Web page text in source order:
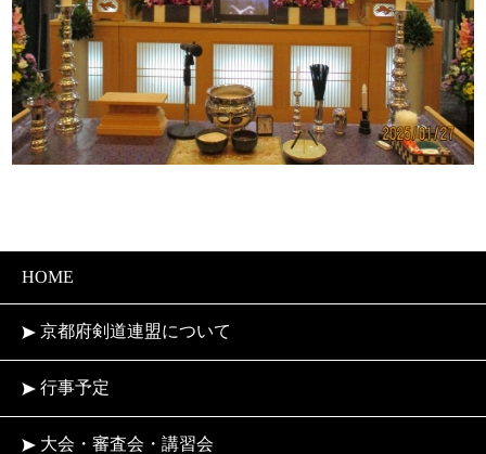
HOME
京都府剣道連盟について
行事予定
大会・審査会・講習会